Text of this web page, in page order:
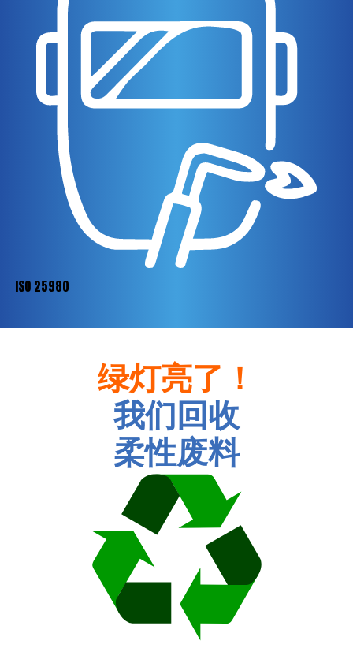
ISO 25980
绿灯亮了！
我们回收
柔性废料